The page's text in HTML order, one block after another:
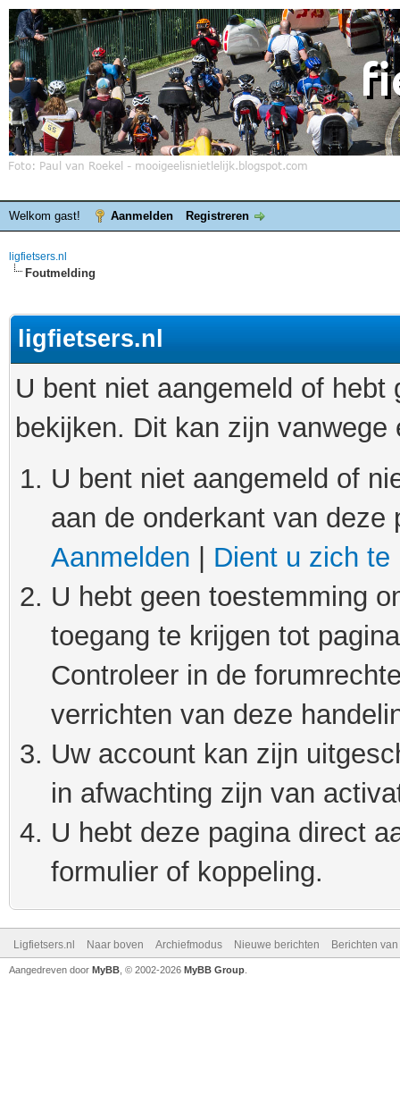
Welkom gast! Aanmelden Registreren
ligfietsers.nl
Foutmelding
ligfietsers.nl
U bent niet aangemeld of
bekijken. Dit kan zijn
U bent niet aangemeld of
aan de onderkant van
Aanmelden
Dient u zich te
U hebt geen toestemming
toegang te krijgen tot
Controleer in de
verrichten van deze
Uw account kan zijn
in afwachting zijn van
U hebt deze pagina direct
formulier of koppeling.
Ligfietsers.nl Naar boven Archiefmodus Nieuwe berichten Berichten
Aangedreven door MyBB , © 2002-2026 MyBB Group